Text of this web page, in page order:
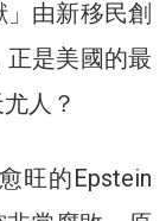
由新移民創
是美國的最
人？
旺的Epstein